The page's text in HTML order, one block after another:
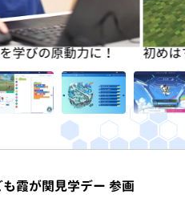
学びの原動力に！ 初め
霞が関見学デー 参画